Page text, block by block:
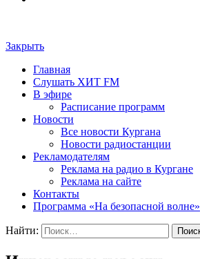
Закрыть
Главная
Слушать ХИТ FM
В эфире
Расписание программ
Новости
Все новости Кургана
Новости радиостанции
Рекламодателям
Реклама на радио в Кургане
Реклама на сайте
Контакты
Программа «На безопасной волне»
Найти: